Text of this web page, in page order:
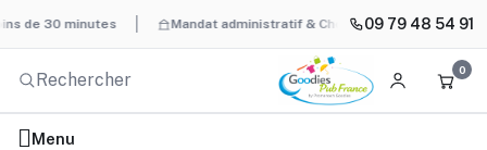
minutes Mandat administratif & Chorus Pro BAT
09 79 48 54 91
0
Menu